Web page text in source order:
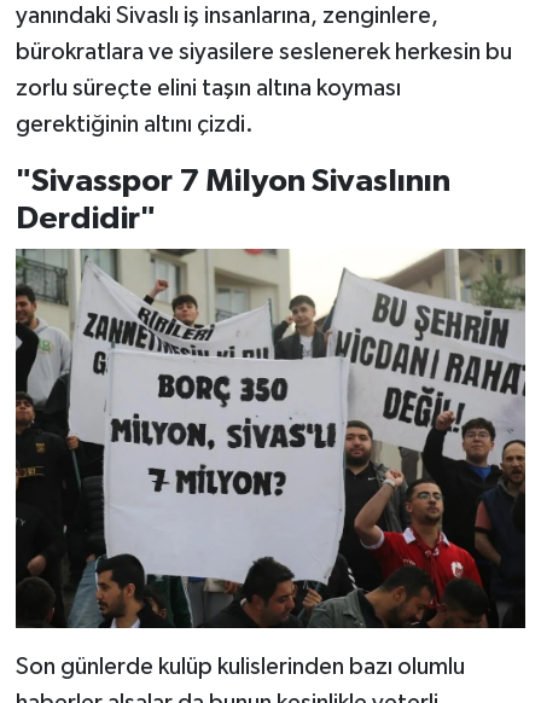
yanındaki Sivaslı iş insanlarına, zenginlere,
bürokratlara ve siyasilere seslenerek herkesin bu
zorlu süreçte elini taşın altına koyması
gerektiğinin altını çizdi.
"Sivasspor 7 Milyon Sivaslının
Derdidir"
Son günlerde kulüp kulislerinden bazı olumlu